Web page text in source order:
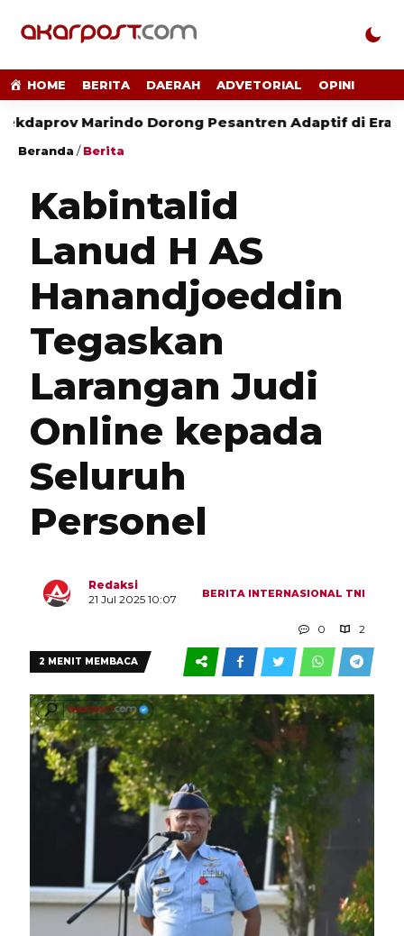
HOME BERITA DAERAH ADVETORIAL OPINI
Marindo Dorong Pesantren Adaptif di Era Digital
Beranda /Berita
Kabintalid
Lanud H AS
Hanandjoeddin
Tegaskan
Larangan Judi
Online kepada
Seluruh
Personel
Redaksi
21 Jul 2025 10:07
BERITA INTERNASIONAL TNI
0 2
2 MENIT MEMBACA